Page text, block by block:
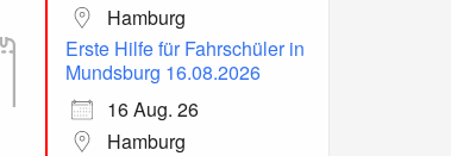
Hamburg
Erste Hilfe für Fahrschüler in
Mundsburg 16.08.2026
16 Aug. 26
Hamburg